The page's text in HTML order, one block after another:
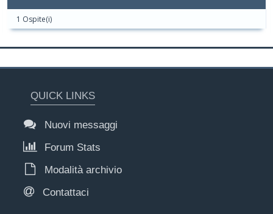
1 Ospite(i)
QUICK LINKS
Nuovi messaggi
Forum Stats
Modalità archivio
Contattaci